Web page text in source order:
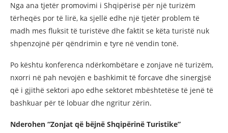
Nga ana tjetër promovimi i Shqipërisë për një turizëm
tërheqës por të lirë, ka sjellë edhe një tjetër problem të
madh mes fluksit të turistëve dhe faktit se këta turistë nuk
shpenzojnë për qëndrimin e tyre në vendin tonë.
Po kështu konferenca ndërkombëtare e zonjave në turizëm,
nxorri në pah nevojën e bashkimit të forcave dhe sinergjsë
që i gjithë sektori apo edhe sektoret mbështetëse të jenë të
bashkuar për të lobuar dhe ngritur zërin.
Nderohen “Zonjat që bëjnë Shqipërinë Turistike”